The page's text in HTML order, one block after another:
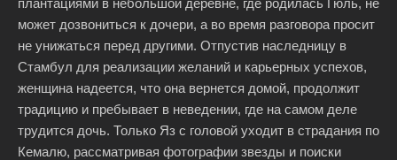
плантациями в небольшой деревне, где родилась Гюль, не
может дозвониться к дочери, а во время разговора просит
не унижаться перед другими. Отпустив наследницу в
Стамбул для реализации желаний и карьерных успехов,
женщина надеется, что она вернется домой, продолжит
традицию и пребывает в неведении, где на самом деле
трудится дочь. Только Яз с головой уходит в страдания по
Кемалю, рассматривая фотографии звезды и поиски